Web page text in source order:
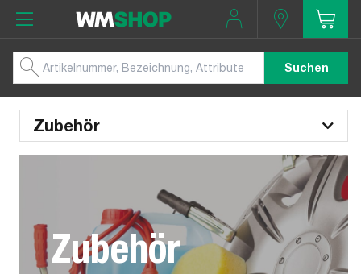
Suchen
Zubehör
Zubehör